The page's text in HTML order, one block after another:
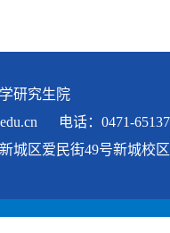
研究生院
电话：0471-
城区爱民街49号新城校